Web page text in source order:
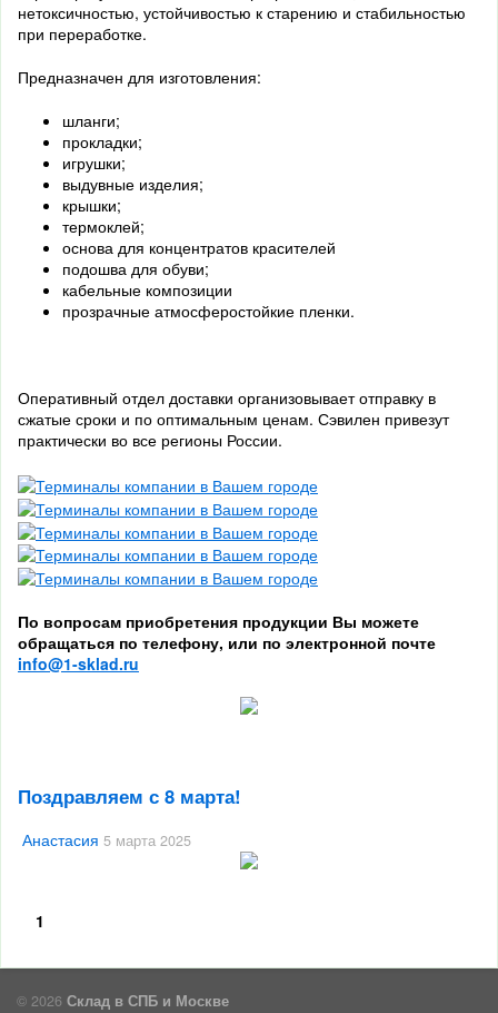
нетоксичностью, устойчивостью к старению и стабильностью
при переработке.
Предназначен для изготовления:
шланги;
прокладки;
игрушки;
выдувные изделия;
крышки;
термоклей;
основа для концентратов красителей
подошва для обуви;
кабельные композиции
прозрачные атмосферостойкие пленки.
Оперативный отдел доставки организовывает отправку в
сжатые сроки и по оптимальным ценам. Сэвилен привезут
практически во все регионы России.
По вопросам приобретения продукции Вы можете
обращаться по телефону, или по электронной почте
info@1-sklad.ru
Поздравляем с 8 марта!
Анастасия 5 марта 2025
1
© 2026 Склад в СПБ и Москве